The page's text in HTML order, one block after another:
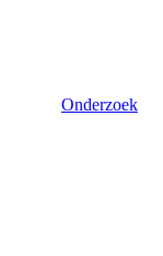
Onderzoek